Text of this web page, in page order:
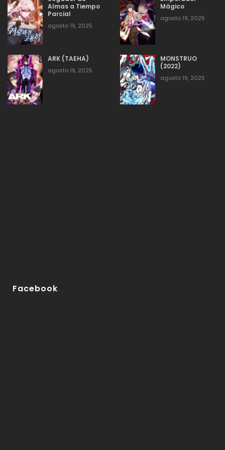
203 agosto 19, 2025 54
202 agosto 19, 2025
201 agosto 19, 2025
Almas a Tiempo
Parcial
agosto 19, 2025
Mágico
agosto 19, 2025
ARK (TAEHA)
agosto 19, 2025
MONSTRUO
(2022)
agosto 19, 2025
Facebook